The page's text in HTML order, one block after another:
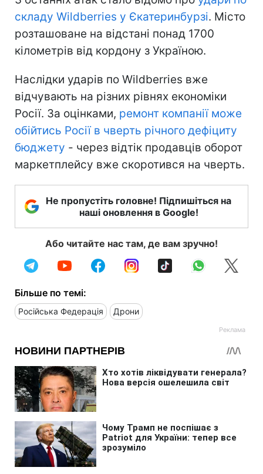
складу Wildberries у Єкатеринбурзі. Місто
розташоване на відстані понад 1700
кілометрів від кордону з Україною.
Наслідки ударів по Wildberries вже
відчувають на різних рівнях економіки
Росії. За оцінками, ремонт компанії може
обійтись Росії в чверть річного дефіциту
бюджету - через відтік продавців оборот
маркетплейсу вже скоротився на чверть.
Не пропустіть головне! Підпишіться на
наші оновлення в Google!
Або читайте нас там, де вам зручно!
Більше по темі:
Російська Федерація Дрони